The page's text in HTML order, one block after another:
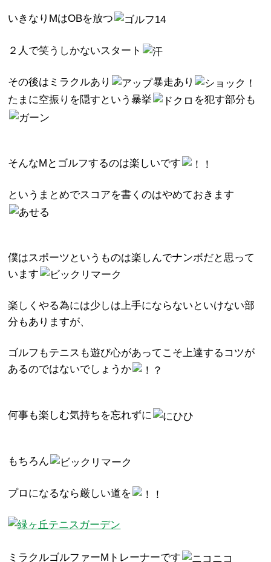
いきなりMはOBを放つ
２人で笑うしかないスタート
その後はミラクルあり
暴走あり
たまに空振りを隠すという暴挙
を犯す部分も
そんなMとゴルフするのは楽しいです
というまとめでスコアを書くのはやめておきます
僕はスポーツというものは楽しんでナンボだと思って
います
楽しくやる為には少しは上手にならないといけない部
分もありますが、
ゴルフもテニスも遊び心があってこそ上達するコツが
あるのではないでしょうか
何事も楽しむ気持ちを忘れずに
もちろん
プロになるなら厳しい道を
ミラクルゴルファーMトレーナーです